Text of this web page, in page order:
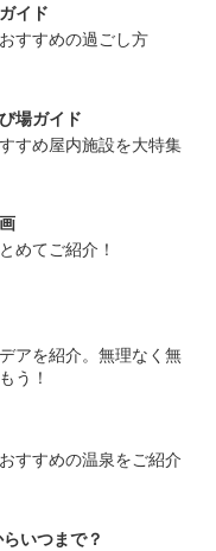
イド
すすめの過ごし方
場ガイド
すめ屋内施設を大特集
めてご紹介！
アを紹介。無理なく無
う！
すすめの温泉をご紹介
いつまで？